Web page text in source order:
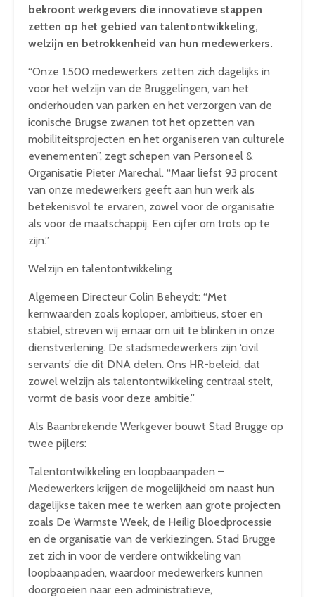
bekroont werkgevers die innovatieve stappen
zetten op het gebied van talentontwikkeling,
welzijn en betrokkenheid van hun medewerkers.
“Onze 1.500 medewerkers zetten zich dagelijks in
voor het welzijn van de Bruggelingen, van het
onderhouden van parken en het verzorgen van de
iconische Brugse zwanen tot het opzetten van
mobiliteitsprojecten en het organiseren van culturele
evenementen”, zegt schepen van Personeel &
Organisatie Pieter Marechal. “Maar liefst 93 procent
van onze medewerkers geeft aan hun werk als
betekenisvol te ervaren, zowel voor de organisatie
als voor de maatschappij. Een cijfer om trots op te
zijn.”
Welzijn en talentontwikkeling
Algemeen Directeur Colin Beheydt: “Met
kernwaarden zoals koploper, ambitieus, stoer en
stabiel, streven wij ernaar om uit te blinken in onze
dienstverlening. De stadsmedewerkers zijn ‘civil
servants’ die dit DNA delen. Ons HR-beleid, dat
zowel welzijn als talentontwikkeling centraal stelt,
vormt de basis voor deze ambitie.”
Als Baanbrekende Werkgever bouwt Stad Brugge op
twee pijlers:
Talentontwikkeling en loopbaanpaden –
Medewerkers krijgen de mogelijkheid om naast hun
dagelijkse taken mee te werken aan grote projecten
zoals De Warmste Week, de Heilig Bloedprocessie
en de organisatie van de verkiezingen. Stad Brugge
zet zich in voor de verdere ontwikkeling van
loopbaanpaden, waardoor medewerkers kunnen
doorgroeien naar een administratieve,